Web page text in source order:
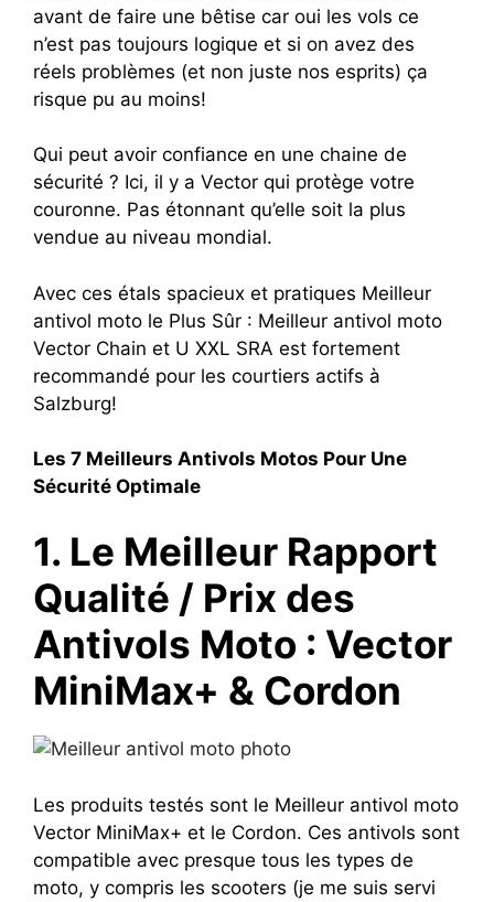
avant de faire une bêtise car oui les vols ce
n’est pas toujours logique et si on avez des
réels problèmes (et non juste nos esprits) ça
risque pu au moins!
Qui peut avoir confiance en une chaine de
sécurité ? Ici, il y a Vector qui protège votre
couronne. Pas étonnant qu’elle soit la plus
vendue au niveau mondial.
Avec ces étals spacieux et pratiques Meilleur
antivol moto le Plus Sûr : Meilleur antivol moto
Vector Chain et U XXL SRA est fortement
recommandé pour les courtiers actifs à
Salzburg!
Les 7 Meilleurs Antivols Motos Pour Une
Sécurité Optimale
1. Le Meilleur Rapport
Qualité / Prix des
Antivols Moto : Vector
MiniMax+ & Cordon
Les produits testés sont le Meilleur antivol moto
Vector MiniMax+ et le Cordon. Ces antivols sont
compatible avec presque tous les types de
moto, y compris les scooters (je me suis servi